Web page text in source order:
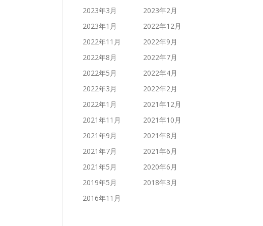
2023年3月
2023年2月
2023年1月
2022年12月
2022年11月
2022年9月
2022年8月
2022年7月
2022年5月
2022年4月
2022年3月
2022年2月
2022年1月
2021年12月
2021年11月
2021年10月
2021年9月
2021年8月
2021年7月
2021年6月
2021年5月
2020年6月
2019年5月
2018年3月
2016年11月